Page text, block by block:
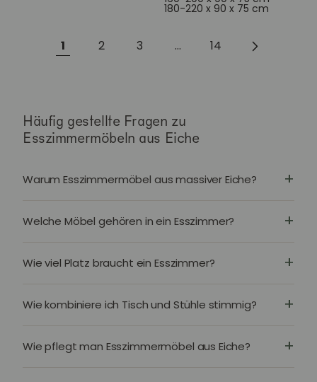
180-220 x 90 x 75 cm
1 2 3 … 14
Häufig gestellte Fragen zu
Esszimmermöbeln aus Eiche
Warum Esszimmermöbel aus massiver Eiche?
Welche Möbel gehören in ein Esszimmer?
Wie viel Platz braucht ein Esszimmer?
Wie kombiniere ich Tisch und Stühle stimmig?
Wie pflegt man Esszimmermöbel aus Eiche?